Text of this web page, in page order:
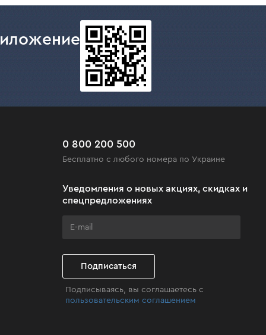
0 800 200 500
Бесплатно с любого номера по Украине
Уведомления о новых акциях, скидках и
спецпредложениях
Подписаться
Подписываясь, вы соглашаетесь с
пользовательским соглашением